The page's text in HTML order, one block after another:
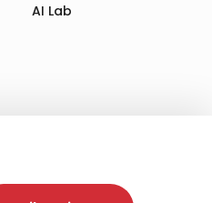
iskustvo,
Naši partneri
AI Lab